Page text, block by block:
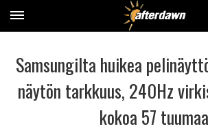
Samsungilta huikea
näytön tarkkuus, 240Hz
kokoa 57 tuumaa